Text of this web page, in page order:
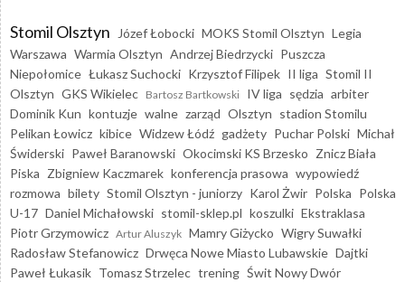
Stomil Olsztyn Józef Łobocki MOKS Stomil Olsztyn Legia
Warszawa Warmia Olsztyn Andrzej Biedrzycki Puszcza
Niepołomice Łukasz Suchocki Krzysztof Filipek II liga Stomil II
Olsztyn GKS Wikielec Bartosz Bartkowski IV liga sędzia arbiter
Dominik Kun kontuzje walne zarząd Olsztyn stadion Stomilu
Pelikan Łowicz kibice Widzew Łódź gadżety Puchar Polski Michał
Świderski Paweł Baranowski Okocimski KS Brzesko Znicz Biała
Piska Zbigniew Kaczmarek konferencja prasowa wypowiedź
rozmowa bilety Stomil Olsztyn - juniorzy Karol Żwir Polska Polska
U-17 Daniel Michałowski stomil-sklep.pl koszulki Ekstraklasa
Piotr Grzymowicz Artur Aluszyk Mamry Giżycko Wigry Suwałki
Radosław Stefanowicz Drwęca Nowe Miasto Lubawskie Dajtki
Paweł Łukasik Tomasz Strzelec trening Świt Nowy Dwór